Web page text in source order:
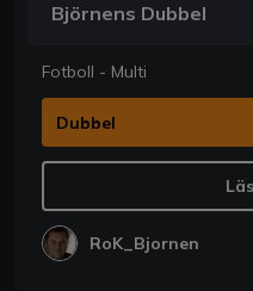
Björnens Dubbel
Fotboll - Multi
Dubbel
RoK_Bjornen